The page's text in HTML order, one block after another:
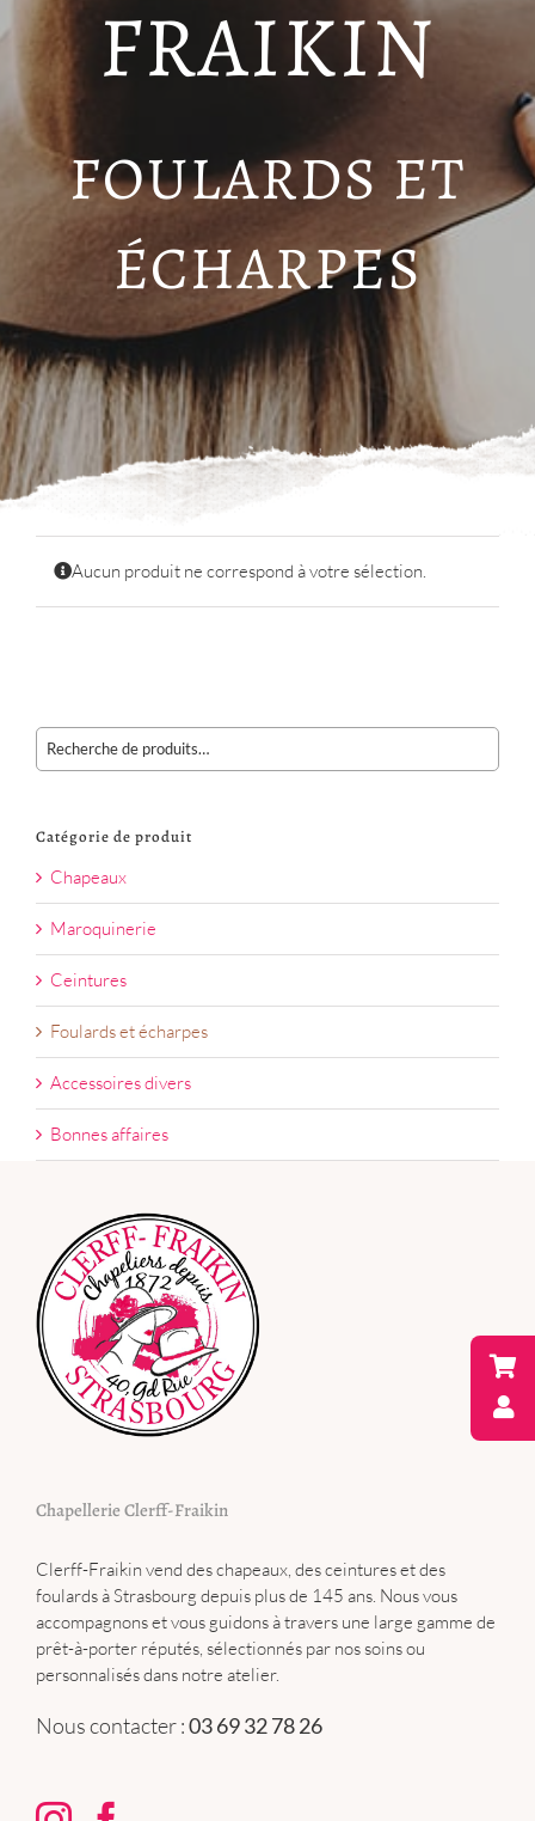
FRAIKIN
FOULARDS ET
ÉCHARPES
Aucun produit ne correspond à votre sélection.
Catégorie de produit
Chapeaux
Maroquinerie
Ceintures
Foulards et écharpes
Accessoires divers
Bonnes affaires
Chapellerie Clerff-Fraikin
Clerff-Fraikin vend des chapeaux, des ceintures et des
foulards à Strasbourg depuis plus de 145 ans. Nous vous
accompagnons et vous guidons à travers une large gamme de
prêt-à-porter réputés, sélectionnés par nos soins ou
personnalisés dans notre atelier.
Nous contacter :03 69 32 78 26